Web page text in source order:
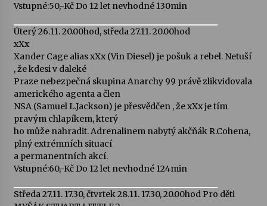
Vstupné:50,-Kč Do 12 let nevhodné 130min
Úterý 26.11. 20.00hod, středa 27.11. 20.00hod
xXx
Xander Cage alias xXx (Vin Diesel) je pošuk a rebel. Netuší
, že kdesi v daleké
Praze nebezpečná skupina Anarchy 99 právě zlikvidovala
amerického agenta a člen
NSA (Samuel L.Jackson) je přesvědčen , že xXx je tím
pravým chlapíkem, který
ho může nahradit. Adrenalinem nabytý akčňák R.Cohena,
plný extrémních situací
a permanentních akcí.
Vstupné:60,-Kč Do 12 let nevhodné 124min
Středa 27.11. 17.30, čtvrtek 28.11. 17.30, 20.00hod Pro děti